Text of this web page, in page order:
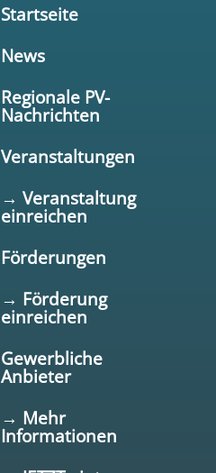
Startseite
News
Regionale PV-
Nachrichten
Veranstaltungen
→ Veranstaltung
einreichen
Förderungen
→ Förderung
einreichen
Gewerbliche
Anbieter
→ Mehr
Informationen